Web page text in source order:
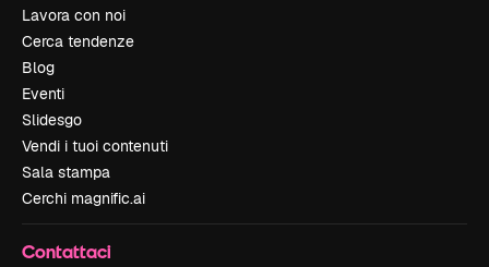
Lavora con noi
Cerca tendenze
Blog
Eventi
Slidesgo
Vendi i tuoi contenuti
Sala stampa
Cerchi magnific.ai
Contattaci